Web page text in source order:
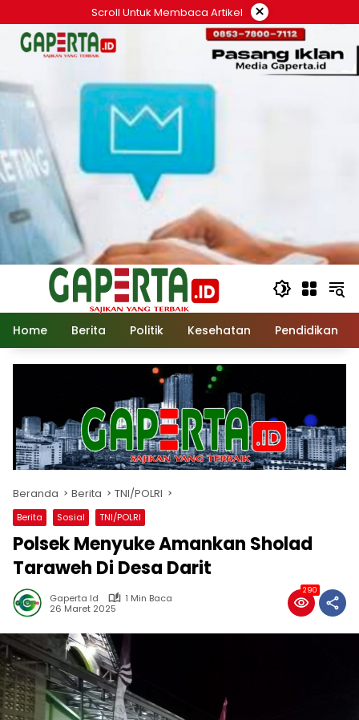
ke
konten
Scroll Untuk Membaca Artikel ×
Home Berita Politik Kesehatan Pendidikan
Beranda Berita TNI/POLRI
Berita Sosial TNI/POLRI
Polsek Menyuke Amankan Sholad
Taraweh Di Desa Darit
Gaperta Id
1 Min Baca
26 Maret 2025
290